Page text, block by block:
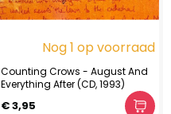
Nog 1 op voorraad
Counting Crows - August And
Everything After (CD, 1993)
€ 3,95